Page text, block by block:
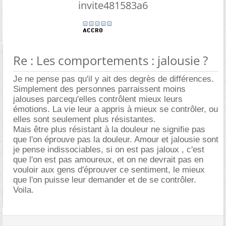
invite481583a6
Re : Les comportements : jalousie ?
Je ne pense pas qu'il y ait des degrès de différences.
Simplement des personnes parraissent moins
jalouses parcequ'elles contrôlent mieux leurs
émotions. La vie leur a appris à mieux se contrôler, ou
elles sont seulement plus résistantes.
Mais être plus résistant à la douleur ne signifie pas
que l'on éprouve pas la douleur. Amour et jalousie sont
je pense indissociables, si on est pas jaloux , c'est
que l'on est pas amoureux, et on ne devrait pas en
vouloir aux gens d'éprouver ce sentiment, le mieux
que l'on puisse leur demander et de se contrôler.
Voila.